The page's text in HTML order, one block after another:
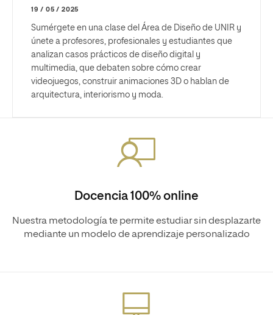
19 / 05 / 2025
Sumérgete en una clase del Área de Diseño de UNIR y
únete a profesores, profesionales y estudiantes que
analizan casos prácticos de diseño digital y
multimedia, que debaten sobre cómo crear
videojuegos, construir animaciones 3D o hablan de
arquitectura, interiorismo y moda.
Docencia 100% online
Nuestra metodología te permite estudiar sin desplazarte
mediante un modelo de aprendizaje personalizado